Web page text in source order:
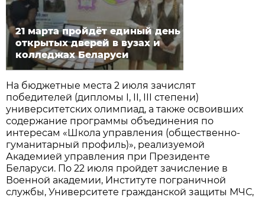
21 марта пройдёт единый день
открытых дверей в вузах и
колледжах Беларуси
На бюджетные места 2 июля зачислят
победителей (дипломы I, II, III степени)
университетских олимпиад, а также освоивших
содержание программы объединения по
интересам «Школа управления (общественно-
гуманитарный профиль)», реализуемой
Академией управления при Президенте
Беларуси. По 22 июля пройдет зачисление в
Военной академии, Институте пограничной
службы, Университете гражданской защиты МЧС,